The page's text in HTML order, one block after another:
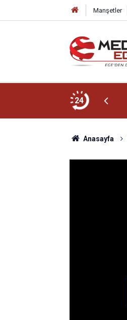
Manşetler
24
Anasayfa